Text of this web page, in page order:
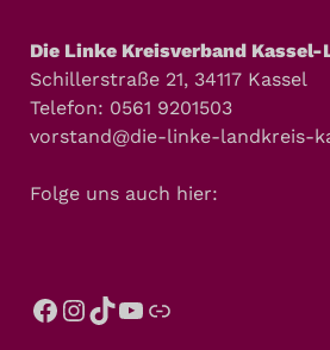
Die Linke Kreisverband Kassel-
Schillerstraße 21, 34117 Kassel
Telefon: 0561 9201503
vorstand@die-linke-landkreis-
Folge uns auch hier: